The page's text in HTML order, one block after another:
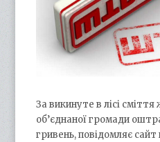
За викинуте в лісі
об’єднаної громади
гривень, повідомляє